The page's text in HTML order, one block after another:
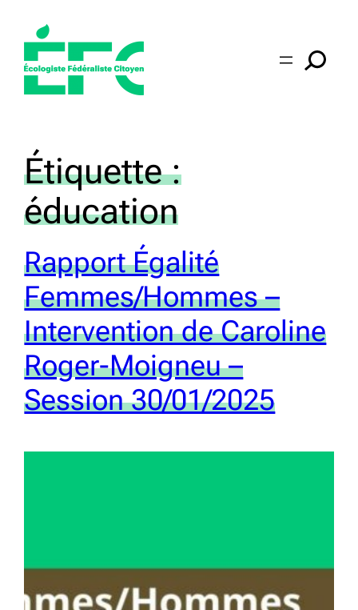
contenu
Étiquette :
éducation
Rapport Égalité
Femmes/Hommes –
Intervention de Caroline
Roger-Moigneu –
Session 30/01/2025